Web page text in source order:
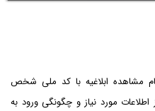
مشاهده ابلاغیه با کد ملی شخص
مورد نیاز و چگونگی ورود به